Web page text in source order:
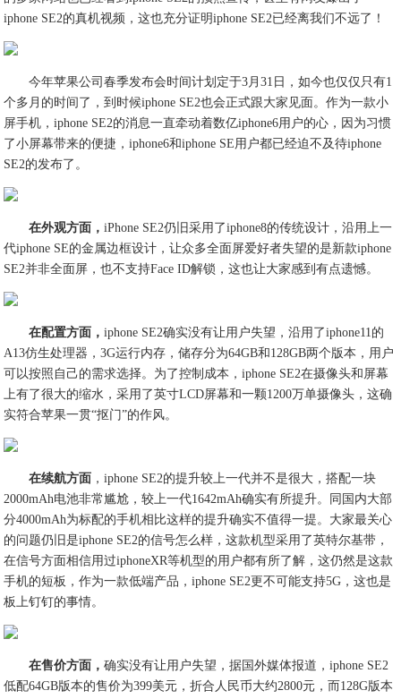
iphone SE2的真机视频，这也充分证明iphone SE2已经离我们不远了！
今年苹果公司春季发布会时间计划定于3月31日，如今也仅仅只有1
个多月的时间了，到时候iphone SE2也会正式跟大家见面。作为一款小
屏手机，iphone SE2的消息一直牵动着数亿iphone6用户的心，因为习惯
了小屏幕带来的便捷，iphone6和iphone SE用户都已经迫不及待iphone
SE2的发布了。
在外观方面，iPhone SE2仍旧采用了iphone8的传统设计，沿用上一
代iphone SE的金属边框设计，让众多全面屏爱好者失望的是新款iphone
SE2并非全面屏，也不支持Face ID解锁，这也让大家感到有点遗憾。
在配置方面，iphone SE2确实没有让用户失望，沿用了iphone11的
A13仿生处理器，3G运行内存，储存分为64GB和128GB两个版本，用户
可以按照自己的需求选择。为了控制成本，iphone SE2在摄像头和屏幕
上有了很大的缩水，采用了英寸LCD屏幕和一颗1200万单摄像头，这确
实符合苹果一贯“抠门”的作风。
在续航方面 ，iphone SE2的提升较上一代并不是很大，搭配一块
2000mAh电池非常尴尬，较上一代1642mAh确实有所提升。同国内大部
分4000mAh为标配的手机相比这样的提升确实不值得一提。大家最关心
的问题仍旧是iphone SE2的信号怎么样，这款机型采用了英特尔基带，
在信号方面相信用过iphoneXR等机型的用户都有所了解，这仍然是这款
手机的短板，作为一款低端产品，iphone SE2更不可能支持5G，这也是
板上钉钉的事情。
在售价方面，确实没有让用户失望，据国外媒体报道，iphone SE2
低配64GB版本的售价为399美元，折合人民币大约2800元，而128G版本